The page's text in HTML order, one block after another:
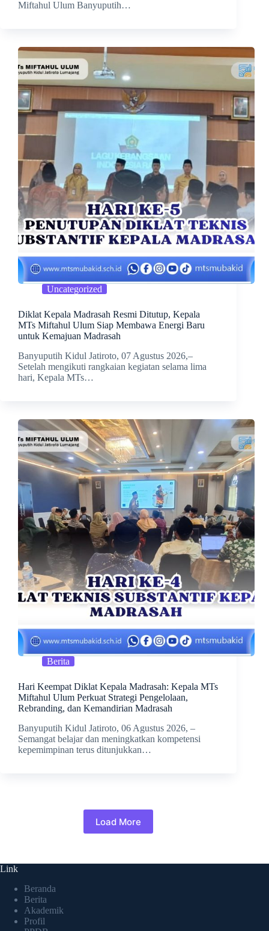
Miftahul Ulum Banyuputih…
Uncategorized
Diklat Kepala Madrasah Resmi Ditutup, Kepala
MTs Miftahul Ulum Siap Membawa Energi Baru
untuk Kemajuan Madrasah
Banyuputih Kidul Jatiroto, 07 Agustus 2026,–
Setelah mengikuti rangkaian kegiatan selama lima
hari, Kepala MTs…
Berita
Hari Keempat Diklat Kepala Madrasah: Kepala MTs
Miftahul Ulum Perkuat Strategi Pengelolaan,
Rebranding, dan Kemandirian Madrasah
Banyuputih Kidul Jatiroto, 06 Agustus 2026, –
Semangat belajar dan meningkatkan kompetensi
kepemimpinan terus ditunjukkan…
Load More
Link
Beranda
Berita
Akademik
Profil